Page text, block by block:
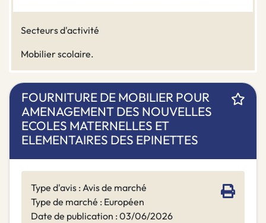
Secteurs d'activité
Mobilier scolaire.
FOURNITURE DE MOBILIER POUR
AMENAGEMENT DES NOUVELLES
ECOLES MATERNELLES ET
ELEMENTAIRES DES EPINETTES
Type d'avis : Avis de marché
Type de marché : Européen
Date de publication : 03/06/2026